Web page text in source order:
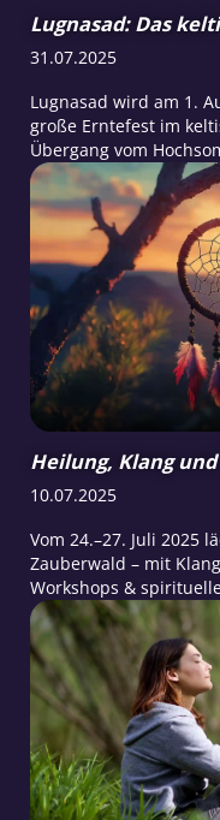
Lugnasad: Das
31.07.2025
Lugnasad wird am 1.
große Erntefest im
Übergang vom
Lichtgott Lugh, der als
Weisheit galt.
Heilung, Klang
10.07.2025
Vom 24.–27. Juli 2025
Zauberwald – mit
Workshops &